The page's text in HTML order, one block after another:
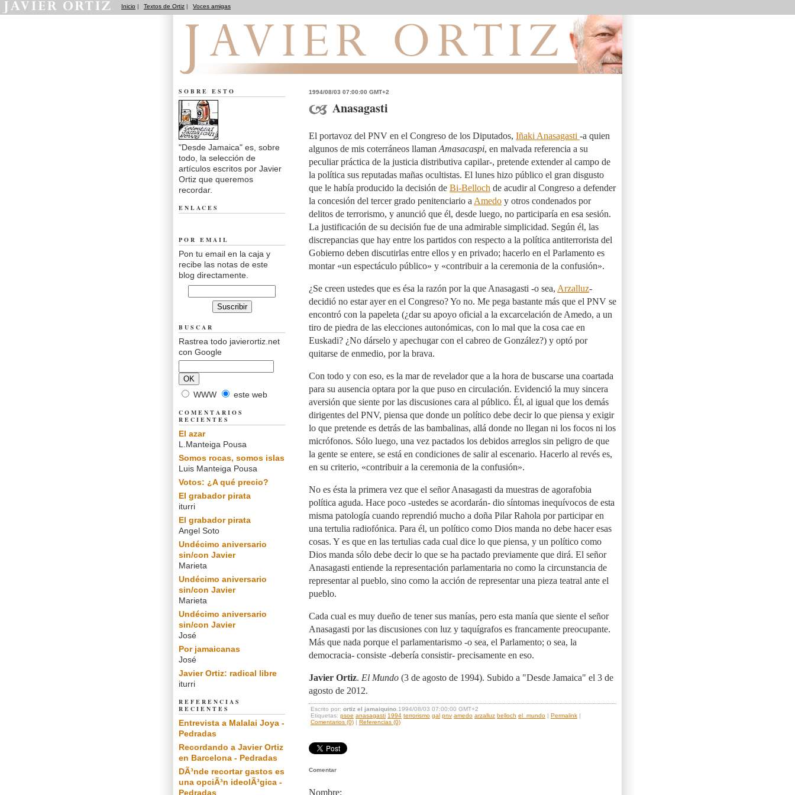
Inicio | Textos de Ortiz | Voces amigas
1994/08/03 07:00:00 GMT+2
Anasagasti
El portavoz del PNV en el Congreso de los Diputados, Iñaki Anasagasti -a quien
algunos de mis coterráneos llaman Amasacaspi, en malvada referencia a su
peculiar práctica de la justicia distributiva capilar-, pretende extender al campo de
la política sus reputadas mañas ocultistas. El lunes hizo público el gran disgusto
que le había producido la decisión de Bi-Belloch de acudir al Congreso a defender
la concesión del tercer grado penitenciario a Amedo y otros condenados por
delitos de terrorismo, y anunció que él, desde luego, no participaría en esa sesión.
La justificación de su decisión fue de una admirable simplicidad. Según él, las
discrepancias que hay entre los partidos con respecto a la política antiterrorista del
Gobierno deben discutirlas entre ellos y en privado; hacerlo en el Parlamento es
montar «un espectáculo público» y «contribuir a la ceremonia de la confusión».
¿Se creen ustedes que es ésa la razón por la que Anasagasti -o sea, Arzalluz-
decidió no estar ayer en el Congreso? Yo no. Me pega bastante más que el PNV se
encontró con la papeleta (¿dar su apoyo oficial a la excarcelación de Amedo, a un
tiro de piedra de las elecciones autonómicas, con lo mal que la cosa cae en
Euskadi? ¿No dárselo y apechugar con el cabreo de González?) y optó por
quitarse de enmedio, por la brava.
Con todo y con eso, es la mar de revelador que a la hora de buscarse una coartada
para su ausencia optara por la que puso en circulación. Evidenció la muy sincera
aversión que siente por las discusiones cara al público. Él, al igual que los demás
dirigentes del PNV, piensa que donde un político debe decir lo que piensa y exigir
lo que pretende es detrás de las bambalinas, allá donde no llegan ni los focos ni los
micrófonos. Sólo luego, una vez pactados los debidos arreglos sin peligro de que
la gente se entere, se está en condiciones de salir al escenario. Hacerlo al revés es,
en su criterio, «contribuir a la ceremonia de la confusión».
No es ésta la primera vez que el señor Anasagasti da muestras de agorafobia
política aguda. Hace poco -ustedes se acordarán- dio síntomas inequívocos de esta
misma patología cuando reprendió mucho a doña Pilar Rahola por participar en
una tertulia radiofónica. Para él, un político como Dios manda no debe hacer esas
cosas. Y es que en las tertulias cada cual dice lo que piensa, y un político como
Dios manda sólo debe decir lo que se ha pactado previamente que dirá. El señor
Anasagasti entiende la representación parlamentaria no como la circunstancia de
representar al pueblo, sino como la acción de representar una pieza teatral ante el
pueblo.
Cada cual es muy dueño de tener sus manías, pero esta manía que siente el señor
Anasagasti por las discusiones con luz y taquígrafos es francamente preocupante.
Más que nada porque el parlamentarismo -o sea, el Parlamento; o sea, la
democracia- consiste -debería consistir- precisamente en eso.
Javier Ortiz. El Mundo (3 de agosto de 1994). Subido a "Desde Jamaica" el 3 de
agosto de 2012.
Escrito por: ortiz el jamaiquino .1994/08/03 07:00:00 GMT+2
Etiquetas: psoe anasagasti 1994 terrorismo gal pnv amedo arzalluz belloch el_mundo | Permalink |
Comentarios (0) | Referencias (0)
Comentar
Nombre:
SOBRE ESTO
"Desde Jamaica" es, sobre
todo, la selección de
artículos escritos por Javier
Ortiz que queremos
recordar.
ENLACES
POR EMAIL
Pon tu email en la caja y
recibe las notas de este
blog directamente.
BUSCAR
Rastrea todo javierortiz.net
con Google
WWW este web
COMENTARIOS
RECIENTES
El azar
L.Manteiga Pousa
Somos rocas, somos islas
Luis Manteiga Pousa
Votos: ¿A qué precio?
El grabador pirata
iturri
El grabador pirata
Angel Soto
Undécimo aniversario
sin/con Javier
Marieta
Undécimo aniversario
sin/con Javier
Marieta
Undécimo aniversario
sin/con Javier
José
Por jamaicanas
José
Javier Ortiz: radical libre
iturri
REFERENCIAS
RECIENTES
Entrevista a Malalai Joya -
Pedradas
Recordando a Javier Ortiz
en Barcelona - Pedradas
DÃ³nde recortar gastos es
una opciÃ³n ideolÃ³gica -
Pedradas